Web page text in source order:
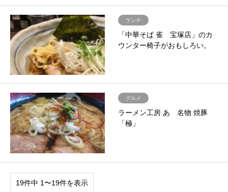
ランチ
「中華そば 雀 宝塚店」のカ
ウンター椅子がおもしろい。
グルメ
ラーメン工房 あ 名物 焼豚
「極」
19件中 1〜19件を表示